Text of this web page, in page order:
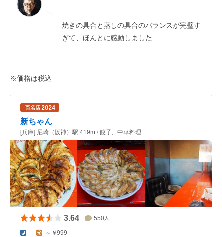
焼きの具合と蒸しの具合のバランスが完璧す
ぎて、ほんとに感動しました
※価格は税込
新ちゃん
[兵庫] 尼崎（阪神）駅 419m / 餃子、中華料理
3.64 550 人
- ～￥999